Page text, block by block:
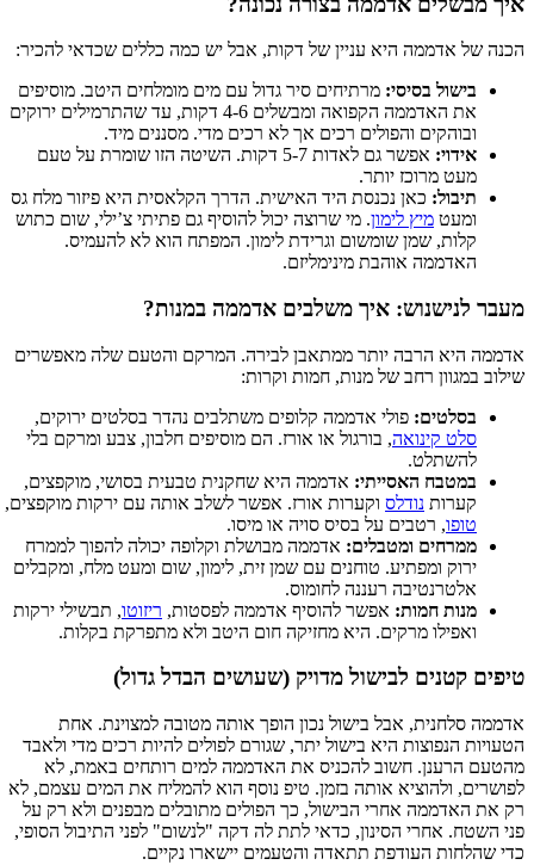
הכנה של אדממה היא עניין של דקות, אבל יש כמה כללים שכדאי להכיר:
בישול בסיסי: מרתיחים סיר גדול עם מים מומלחים היטב. מוסיפים
את האדממה הקפואה ומבשלים 4-6 דקות, עד שהתרמילים ירוקים
ובוהקים והפולים רכים אך לא רכים מדי. מסננים מיד.
אידוי:
אפשר גם לאדות 5-7 דקות. השיטה הזו שומרת על טעם
מעט מרוכז יותר.
תיבול: כאן נכנסת היד האישית. הדרך הקלאסית היא פיזור מלח גס
ומעט מיץ לימון. מי שרוצה יכול להוסיף גם פתיתי צ’ילי, שום כתוש
קלות, שמן שומשום וגרידת לימון. המפתח הוא לא להעמיס.
האדממה אוהבת מינימליזם.
מעבר לנישנוש: איך משלבים אדממה במנות?
אדממה היא הרבה יותר ממתאבן לבירה. המרקם והטעם שלה מאפשרים
שילוב במגוון רחב של מנות, חמות וקרות:
בסלטים: פולי אדממה קלופים משתלבים נהדר בסלטים ירוקים,
סלט קינואה, בורגול או אורז. הם מוסיפים חלבון, צבע ומרקם בלי
להשתלט.
במטבח האסייתי: אדממה היא שחקנית טבעית בסושי, מוקפצים,
קערות נודלס וקערות אורז. אפשר לשלב אותה עם ירקות מוקפצים,
טופו, רטבים על בסיס סויה או מיסו.
ממרחים ומטבלים: אדממה מבושלת וקלופה יכולה להפוך לממרח
ירוק ומפתיע. טוחנים עם שמן זית, לימון, שום ומעט מלח, ומקבלים
אלטרנטיבה רעננה לחומוס.
מנות חמות: אפשר להוסיף אדממה לפסטות, ריזוטו, תבשילי ירקות
ואפילו מרקים. היא מחזיקה חום היטב ולא מתפרקת בקלות.
טיפים קטנים לבישול מדויק (שעושים הבדל גדול)
אדממה סלחנית, אבל בישול נכון הופך אותה מטובה למצוינת. אחת
הטעויות הנפוצות היא בישול יתר, שגורם לפולים להיות רכים מדי ולאבד
מהטעם הרענן. חשוב להכניס את האדממה למים רותחים באמת, לא
לפושרים, ולהוציא אותה בזמן. טיפ נוסף הוא להמליח את המים עצמם, לא
רק את האדממה אחרי הבישול, כך הפולים מתובלים מבפנים ולא רק על
פני השטח. אחרי הסינון, כדאי לתת לה דקה "לנשום" לפני התיבול הסופי,
כדי שהלחות העודפת תתאדה והטעמים יישארו נקיים.